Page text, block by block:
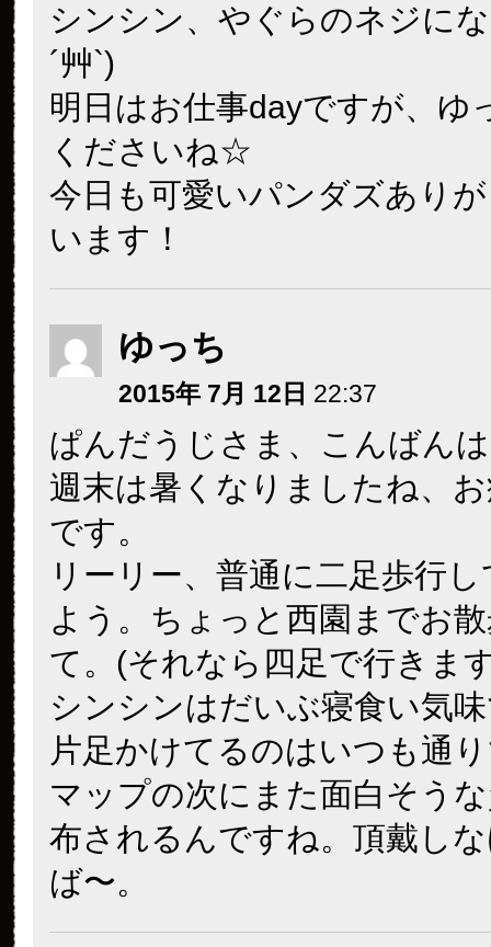
シンシン、やぐらのネジに
´艸`)
明日はお仕事dayですが、ゆ
くださいね☆
今日も可愛いパンダズあり
います！
ゆっち
2015年 7月 12日 22:37
ぱんだうじさま、こんばん
週末は暑くなりましたね、
です。
リーリー、普通に二足歩行
よう。ちょっと西園までお
て。(それなら四足で行きま
シンシンはだいぶ寝食い気
片足かけてるのはいつも通
マップの次にまた面白そう
布されるんですね。頂戴し
ば〜。